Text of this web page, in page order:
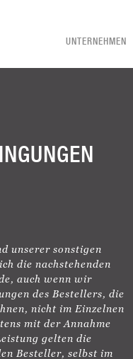
UNTERNEHMEN
unserer sonstigen
die nachstehenden
auch wenn wir
des Bestellers, die
nicht im Einzelnen
mit der Annahme
gelten die
Besteller, selbst im